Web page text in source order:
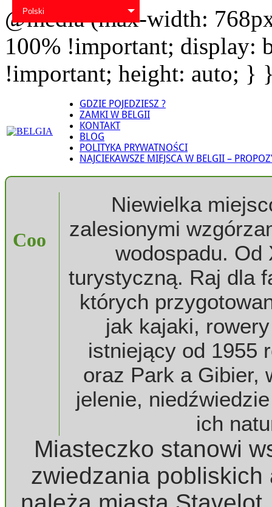
Polski
@media (max-width:
100% !important;
!important; height: auto; }
GDZIE POJEDZIESZ ?
ZAMKI W BELGII
KONTAKT
BLOG
POLITYKA PRYWATNOŚCI
NAJCIEKAWSZE MIEJSCA W BELGII –
Coo
Niewielka
zalesionymi
wodospadu. Od
turystyczną. Raj dla
których
jak kajaki,
istniejący od 1955
oraz Park a Gibier,
jelenie,
ich
Miasteczko stanowi
zwiedzania